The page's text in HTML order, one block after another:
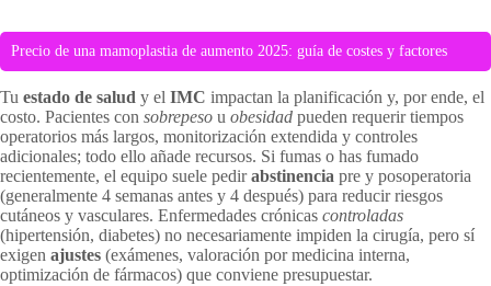
Precio de una mamoplastia de aumento 2025: guía de costes y factores
Tu estado de salud y el IMC impactan la planificación y, por ende, el
costo. Pacientes con sobrepeso u obesidad pueden requerir tiempos
operatorios más largos, monitorización extendida y controles
adicionales; todo ello añade recursos. Si fumas o has fumado
recientemente, el equipo suele pedirabstinencia pre y posoperatoria
(generalmente 4 semanas antes y 4 después) para reducir riesgos
cutáneos y vasculares. Enfermedades crónicas controladas
(hipertensión, diabetes) no necesariamente impiden la cirugía, pero sí
exigen ajustes (exámenes, valoración por medicina interna,
optimización de fármacos) que conviene presupuestar.